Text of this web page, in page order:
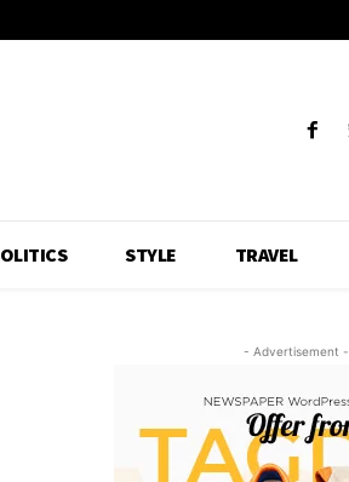
STYLE TRAVEL
- Advertisement -